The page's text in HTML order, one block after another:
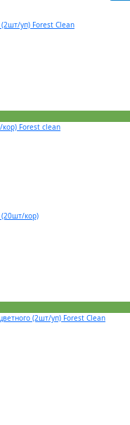
уп) Forest Clean
Forest clean
кор)
(2шт/уп) Forest Clean